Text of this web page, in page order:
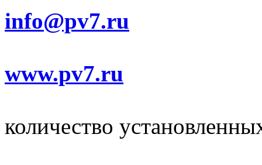
info@pv7.ru
www.pv7.ru
количество